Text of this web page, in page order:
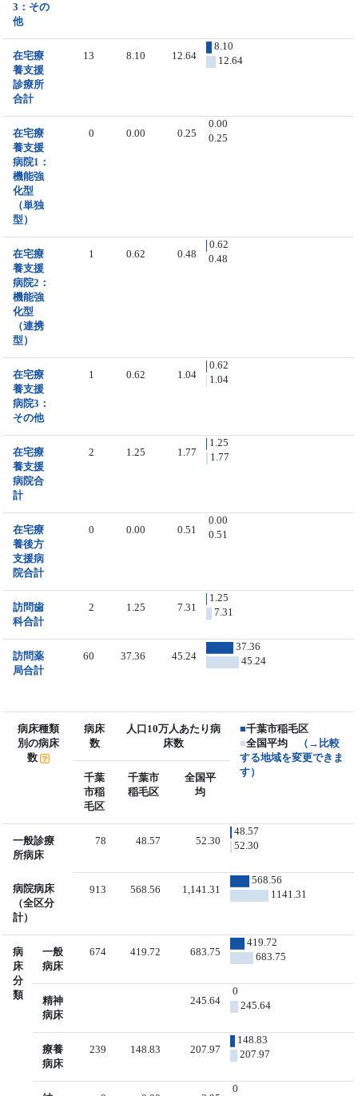
3：その
他
在宅療
養支援
診療所
合計
13 8.10 12.64
8.10
12.64
在宅療
養支援
病院1：
機能強
化型
（単独
型）
0 0.00 0.25
0.00
0.25
在宅療
養支援
病院2：
機能強
化型
（連携
型）
1 0.62 0.48
0.62
0.48
在宅療
養支援
病院3：
その他
1 0.62 1.04
0.62
1.04
在宅療
養支援
病院合
計
2 1.25 1.77
1.25
1.77
在宅療
養後方
支援病
院合計
0 0.00 0.51
0.00
0.51
訪問歯
科合計
2 1.25 7.31
1.25
7.31
訪問薬
局合計
60 37.36 45.24
37.36
45.24
病床種類
別の病床
数
病床
数
人口10万人あたり病
床数
■千葉市稲毛区
■全国平均
（→比較
する地域を変更できま
す）
千葉
市稲
毛区
千葉市
稲毛区
全国平
均
一般診療
所病床
78 48.57 52.30
48.57
52.30
病院病床
（全区分
計）
913 568.56 1,141.31
568.56
1141.31
病
床
分
類
一般
病床
674 419.72 683.75
419.72
683.75
精神
病床
245.64
0
245.64
療養
病床
239 148.83 207.97
148.83
207.97
0